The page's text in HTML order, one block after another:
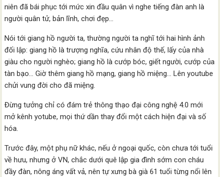
niên đã bái phục tới mức xin đầu quân vì nghe tiếng đàn anh là
người quân tử, bản lĩnh, chơi đẹp…
Nói tới giang hồ người ta, thường người ta nghĩ tới hai hình ảnh
đối lập: giang hồ là trượng nghĩa, cứu nhân độ thế, lấy của nhà
giàu cho người nghèo; giang hồ là cướp bóc, giết người, cướp của
tàn bạo… Giờ thêm giang hồ mạng, giang hồ miệng… Lên youtube
chửi vung đời cho đã miệng.
Đừng tưởng chỉ có đám trẻ thông thạo đại công nghệ 4.0 mới
mở kênh yotube, mọi thứ dần thay đổi một cách hiện đại và số
hóa.
Trước đây, một phụ nữ khác, nếu ở ngoại quốc, còn chưa tới tuổi
về hưu, nhưng ở VN, chắc dưới quê lập gia đình sớm con cháu
đầy đàn, nông áng vất vả, nên tự xưng bà già 61 tuổi từng nổi lên